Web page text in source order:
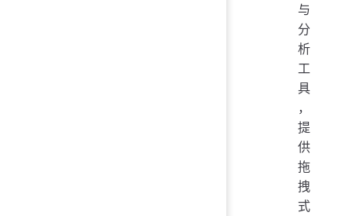
与
分
析
工
具
，
提
供
拖
拽
式